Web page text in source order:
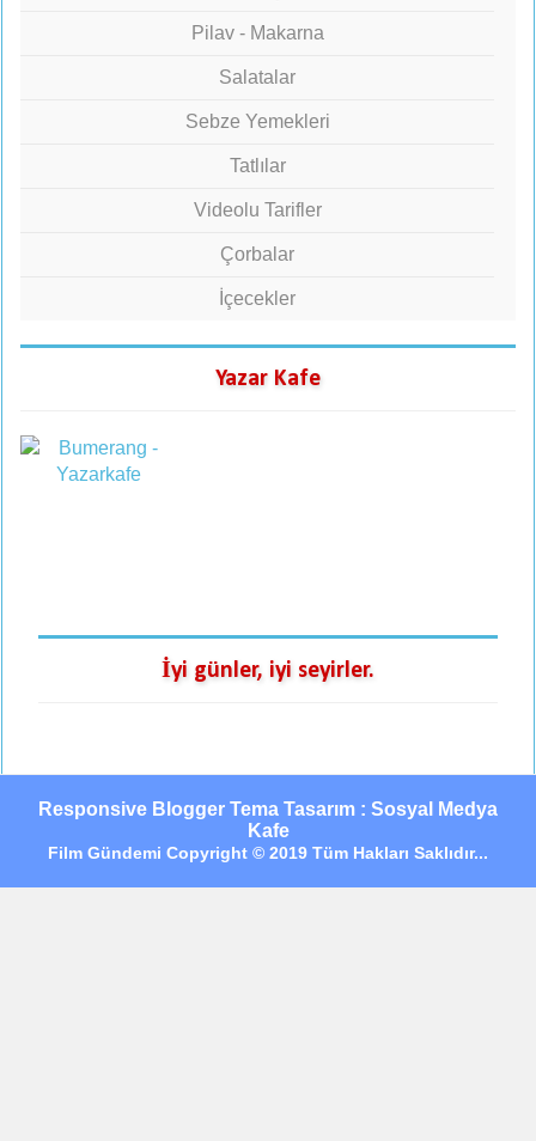
Pilav - Makarna
Salatalar
Sebze Yemekleri
Tatlılar
Videolu Tarifler
Çorbalar
İçecekler
Yazar Kafe
İyi günler, iyi seyirler.
Responsive Blogger Tema Tasarım : Sosyal Medya
Kafe
Film Gündemi Copyright © 2019 Tüm Hakları Saklıdır...